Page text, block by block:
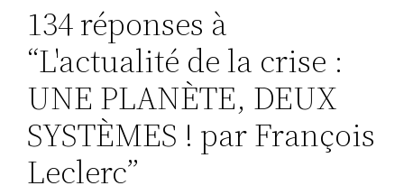
134 réponses à
“L'actualité de la crise :
UNE PLANÈTE, DEUX
SYSTÈMES ! par François
Leclerc”